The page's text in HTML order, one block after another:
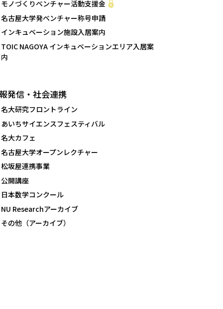
モノづくりベンチャー活動支援金
名古屋大学発ベンチャー称号申請
インキュベーション施設入居案内
TOIC NAGOYA インキュベーションエリア入居案
内
発信・社会連携
名大研究フロントライン
あいちサイエンスフェスティバル
名大カフェ
名古屋大学オープンレクチャー
松坂屋連携事業
公開講座
日本数学コンクール
NU Researchアーカイブ
その他（アーカイブ）